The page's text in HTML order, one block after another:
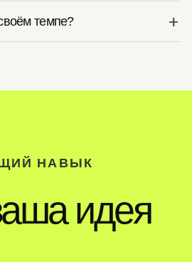
темпе?
НАВЫК
идея